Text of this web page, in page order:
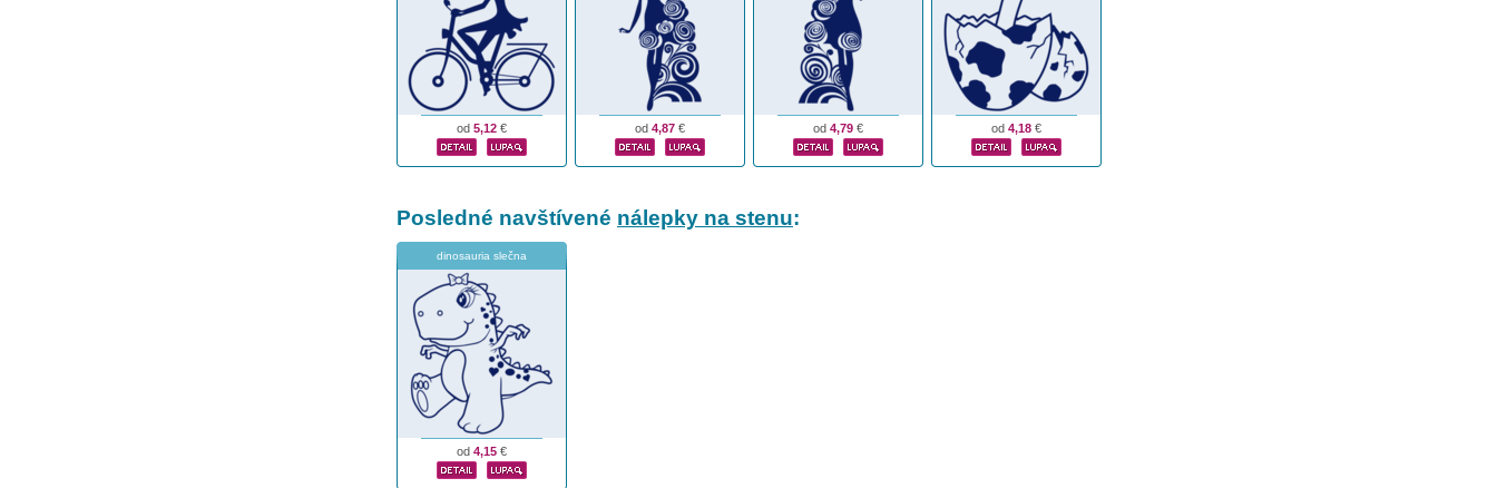
od 5,12 € od 4,87 € od 4,79 € od 4,18 €
Posledné navštívené nálepky na stenu:
dinosauria slečna
od 4,15 €